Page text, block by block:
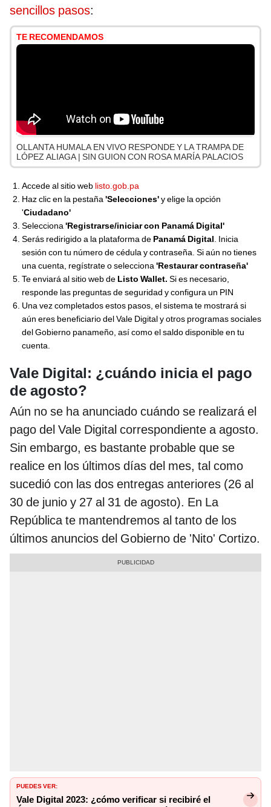
sencillos pasos:
TE RECOMENDAMOS
OLLANTA HUMALA EN VIVO RESPONDE Y LA TRAMPA DE
LÓPEZ ALIAGA | SIN GUION CON ROSA MARÍA PALACIOS
Accede al sitio web listo.gob.pa
Haz clic en la pestaña 'Selecciones'y elige la opción
'Ciudadano'
Selecciona 'Registrarse/iniciar con Panamá Digital'
Serás redirigido a la plataforma de Panamá Digital . Inicia
sesión con tu número de cédula y contraseña. Si aún no tienes
una cuenta, regístrate o selecciona 'Restaurar contraseña'
Te enviará al sitio web de Listo Wallet. Si es necesario,
responde las preguntas de seguridad y configura un PIN
Una vez completados estos pasos, el sistema te mostrará si
aún eres beneficiario del Vale Digital y otros programas sociales
del Gobierno panameño, así como el saldo disponible en tu
cuenta.
Vale Digital: ¿cuándo inicia el pago
de agosto?
Aún no se ha anunciado cuándo se realizará el
pago del Vale Digital correspondiente a agosto.
Sin embargo, es bastante probable que se
realice en los últimos días del mes, tal como
sucedió con las dos entregas anteriores (26 al
30 de junio y 27 al 31 de agosto). En La
República te mantendremos al tanto de los
últimos anuncios del Gobierno de 'Nito' Cortizo.
PUEDES VER:
Vale Digital 2023: ¿cómo verificar si recibiré el